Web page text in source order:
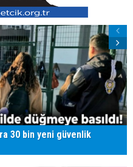
30 bin yeni güvenlik